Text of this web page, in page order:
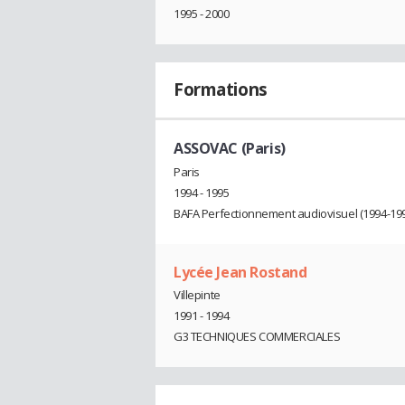
1995 - 2000
Formations
ASSOVAC (Paris)
Paris
1994 - 1995
BAFA Perfectionnement audiovisuel (1994-
Lycée Jean Rostand
Villepinte
1991 - 1994
G3 TECHNIQUES COMMERCIALES